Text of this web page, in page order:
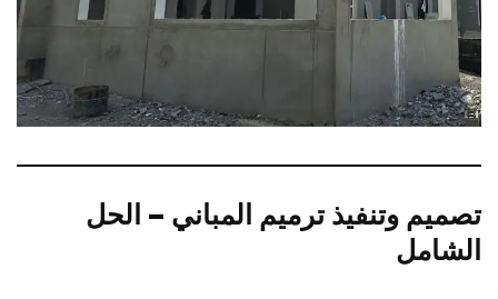
تصميم وتنفيذ ترميم المباني – الحل
الشامل